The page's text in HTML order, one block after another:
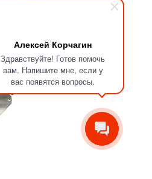
Алексей Корчагин
Здравствуйте! Готов помочь
вам. Напишите мне, если у
вас появятся вопросы.